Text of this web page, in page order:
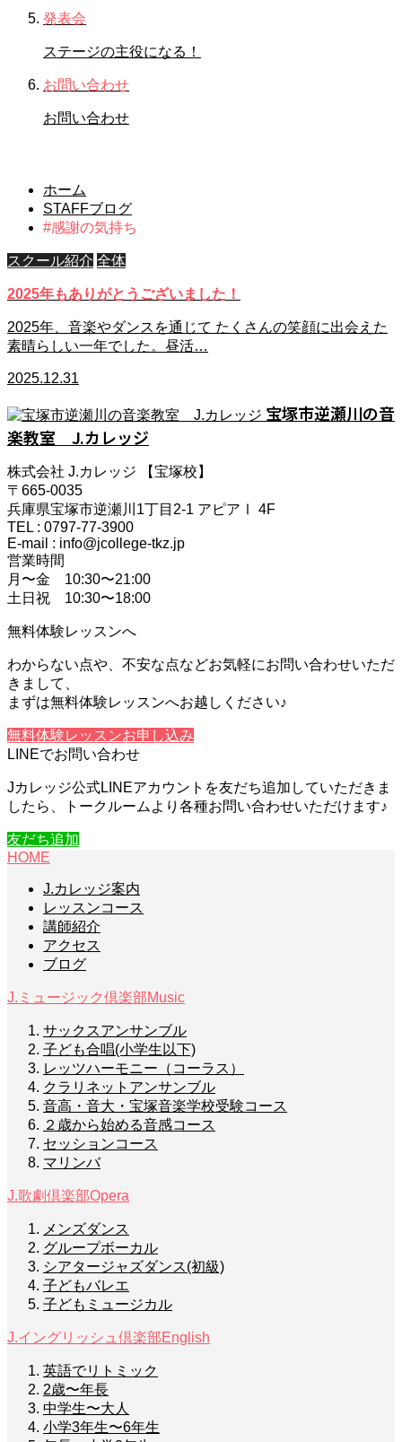
発表会
ステージの主役になる！
お問い合わせ
お問い合わせ
ホーム
STAFFブログ
#感謝の気持ち
スクール紹介 全体
2025年もありがとうございました！
2025年、音楽やダンスを通じて たくさんの笑顔に出会えた
素晴らしい一年でした。昼活…
2025.12.31
宝塚市逆瀬川の音
楽教室 J.カレッジ
株式会社 J.カレッジ 【宝塚校】
〒665-0035
兵庫県宝塚市逆瀬川1丁目2-1 アピアⅠ 4F
TEL : 0797-77-3900
E-mail : info@jcollege-tkz.jp
営業時間
月〜金 10:30〜21:00
土日祝 10:30〜18:00
無料体験レッスンへ
わからない点や、不安な点などお気軽にお問い合わせいただ
きまして、
まずは無料体験レッスンへお越しください♪
無料体験レッスンお申し込み
LINEでお問い合わせ
Jカレッジ公式LINEアカウントを友だち追加していただきま
したら、トークルームより各種お問い合わせいただけます♪
友だち追加
HOME
J.カレッジ案内
レッスンコース
講師紹介
アクセス
ブログ
J.ミュージック倶楽部Music
サックスアンサンブル
子ども合唱(小学生以下)
レッツハーモニー（コーラス）
クラリネットアンサンブル
音高・音大・宝塚音楽学校受験コース
２歳から始める音感コース
セッションコース
マリンバ
J.歌劇倶楽部Opera
メンズダンス
グループボーカル
シアタージャズダンス(初級)
子どもバレエ
子どもミュージカル
J.イングリッシュ倶楽部English
英語でリトミック
2歳〜年長
中学生〜大人
小学3年生〜6年生